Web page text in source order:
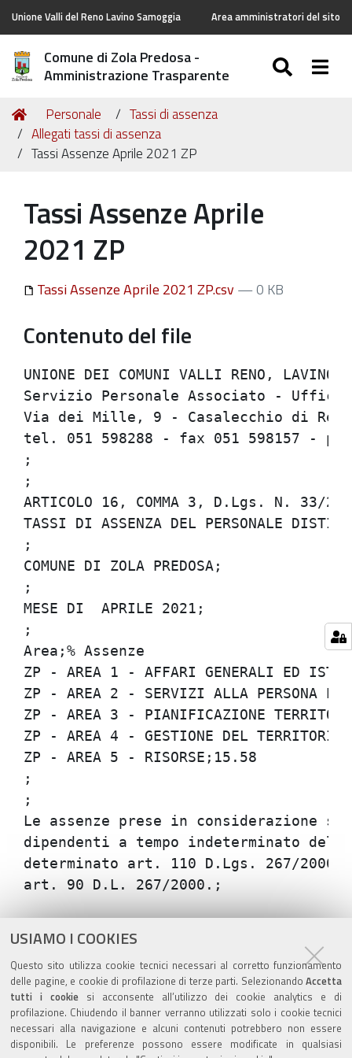
USIAMO I COOKIES
Questo sito utilizza cookie tecnici necessari al corretto funzionamento
delle pagine, e cookie di profilazione di terze parti. Selezionando Accetta
tutti i cookiesi acconsente all’utilizzo dei cookie analytics e di
profilazione. Chiudendo il banner verranno utilizzati solo i cookie tecnici
necessari alla navigazione e alcuni contenuti potrebbero non essere
disponibili. Le preferenze possono essere modificate in qualsiasi
Unione Valli del Reno Lavino Samoggia Area amministratori del sito
Comune di Zola Predosa -
Amministrazione Trasparente
Tu
sei
qui:
Home
Personale
Tassi di assenza
Allegati tassi di assenza
Tassi Assenze Aprile 2021 ZP
Tassi Assenze Aprile
2021 ZP
Tassi Assenze Aprile 2021 ZP.csv — 0 KB
Contenuto del file
UNIONE DEI COMUNI VALLI RENO, LAVINO
Servizio Personale Associato -
Via dei Mille, 9 - Casalecchio di
tel. 051 598288 - fax 051 598157 -
;
;
ARTICOLO 16, COMMA 3, D.Lgs. N. 33/
TASSI DI ASSENZA DEL PERSONALE
;
COMUNE DI ZOLA PREDOSA;
;
MESE DI  APRILE 2021;
;
Area;% Assenze
ZP - AREA 1 - AFFARI GENERALI ED
ZP - AREA 2 - SERVIZI ALLA PERSONA E
ZP - AREA 3 - PIANIFICAZIONE
ZP - AREA 4 - GESTIONE DEL
ZP - AREA 5 - RISORSE;15.58
;
;
Le assenze prese in considerazione
dipendenti a tempo indeterminato
determinato art. 110 D.Lgs. 267/
Azioni
sul
documento
ultima modifica 28/10/2021